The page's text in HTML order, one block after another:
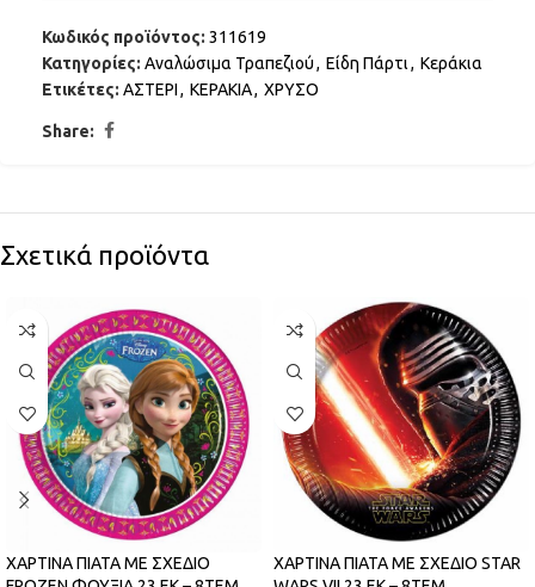
Κωδικός προϊόντος: 311619
Κατηγορίες: Αναλώσιμα Τραπεζιού, Είδη Πάρτι, Κεράκια
Ετικέτες: ΑΣΤΕΡΙ, ΚΕΡΑΚΙΑ, ΧΡΥΣΟ
Share:
Σχετικά προϊόντα
ΧΑΡΤΙΝΑ ΠΙΑΤΑ ΜΕ ΣΧΕΔΙΟ
ΧΑΡΤΙΝΑ ΠΙΑΤΑ ΜΕ ΣΧΕΔΙΟ STAR